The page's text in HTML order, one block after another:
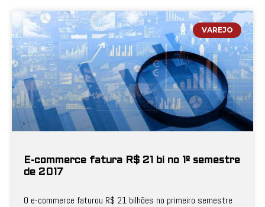
VAREJO
E-commerce fatura R$ 21 bi no 1º semestre
de 2017
O e-commerce faturou R$ 21 bilhões no primeiro semestre